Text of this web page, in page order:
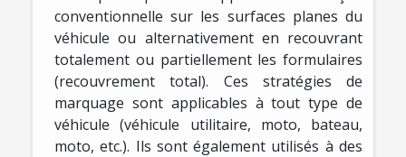
conventionnelle sur les surfaces planes du
véhicule ou alternativement en recouvrant
totalement ou partiellement les formulaires
(recouvrement total). Ces stratégies de
marquage sont applicables à tout type de
véhicule (véhicule utilitaire, moto, bateau,
moto, etc.). Ils sont également utilisés à des